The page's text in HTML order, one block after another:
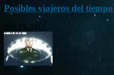
Posibles viajeros del
Abr 13, 2013